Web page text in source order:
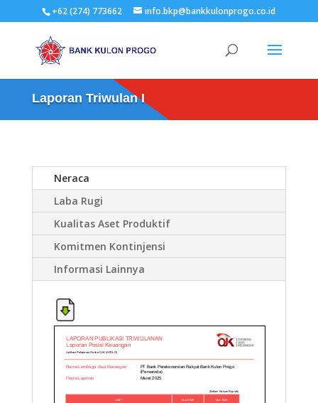
+62 (274) 773662 info.bkp@bankkulonprogo.co.id
Laporan Triwulan I
Neraca
Laba Rugi
Kualitas Aset Produktif
Komitmen Kontinjensi
Informasi Lainnya